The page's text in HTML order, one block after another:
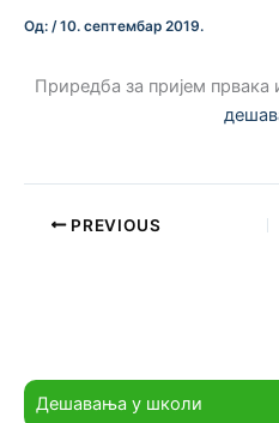
Дешавања у школи
Од: /10. септембар 2019.
Приредба за пријем
PREVIOUS